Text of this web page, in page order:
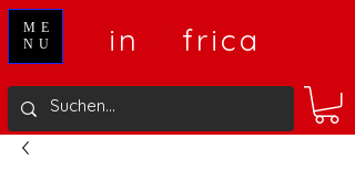
in frica
ME
NU